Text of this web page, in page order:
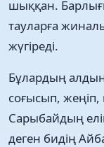
шыққан.
тауларға
жүгіреді.
Бұлардың
соғысып,
Сарыбайдың
деген бидің